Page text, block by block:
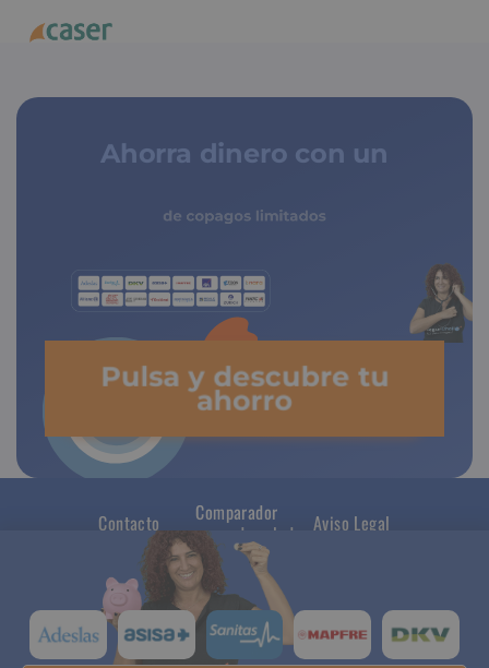
Ahorra dinero con un
de copagos limitados
Pulsa y descubre tu
ahorro
Contacto
Comparador
seguros de salud
Aviso Legal